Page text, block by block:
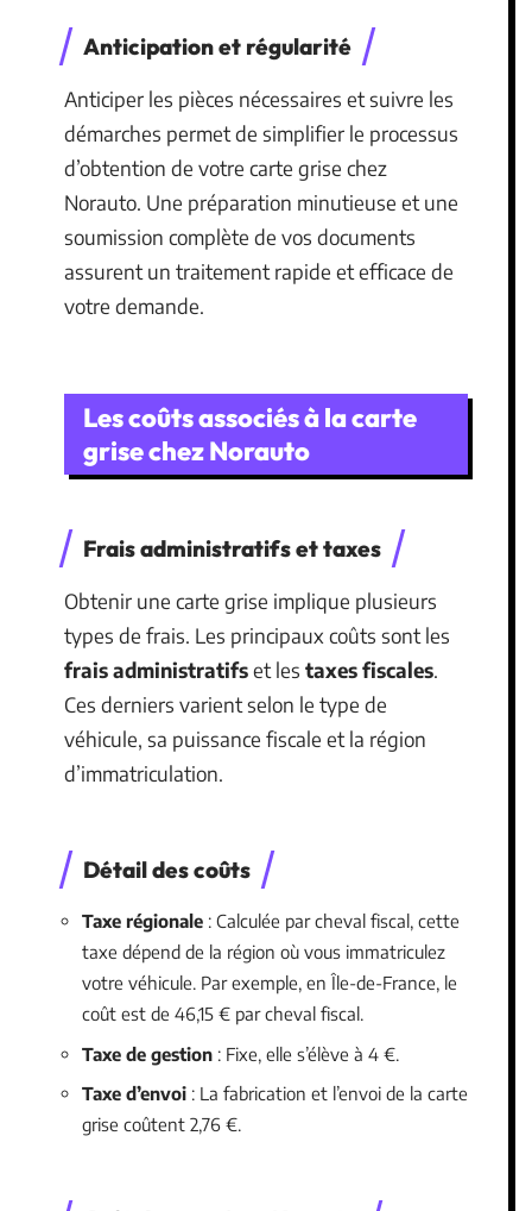
Anticipation et régularité
Anticiper les pièces nécessaires et suivre les
démarches permet de simplifier le processus
d’obtention de votre carte grise chez
Norauto. Une préparation minutieuse et une
soumission complète de vos documents
assurent un traitement rapide et efficace de
votre demande.
Les coûts associés à la carte
grise chez Norauto
Frais administratifs et taxes
Obtenir une carte grise implique plusieurs
types de frais. Les principaux coûts sont les
frais administratifset les taxes fiscales.
Ces derniers varient selon le type de
véhicule, sa puissance fiscale et la région
d’immatriculation.
Détail des coûts
Taxe régionale : Calculée par cheval fiscal, cette
taxe dépend de la région où vous immatriculez
votre véhicule. Par exemple, en Île-de-France, le
coût est de 46,15 € par cheval fiscal.
Taxe de gestion : Fixe, elle s’élève à 4 €.
Taxe d’envoi : La fabrication et l’envoi de la carte
grise coûtent 2,76 €.